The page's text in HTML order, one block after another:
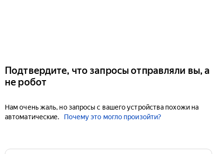
Подтвердите, что запросы отправляли вы, а
не робот
Нам очень жаль, но запросы с вашего устройства похожи на
автоматические.
Почему это могло произойти?